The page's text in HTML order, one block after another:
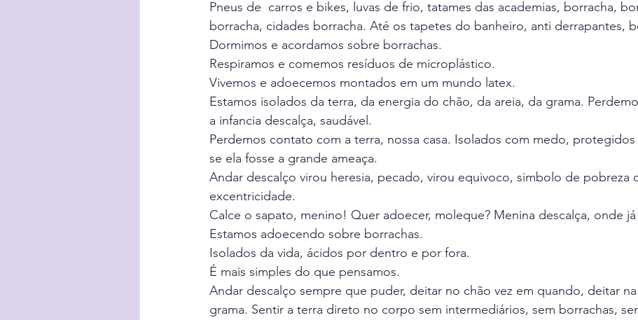
Pneus de  carros e bikes, luvas de frio, tatames das academias, borracha,
borracha, cidades borracha. Até os tapetes do banheiro, anti derrapantes,
Dormimos e acordamos sobre borrachas.
Respiramos e comemos resíduos de microplástico.
Vivemos e adoecemos montados em um mundo latex.
Estamos isolados da terra, da energia do chão, da areia, da grama.
a infancia descalça, saudável.
Perdemos contato com a terra, nossa casa. Isolados com medo,
se ela fosse a grande ameaça.
Andar descalço virou heresia, pecado, virou equivoco, simbolo de pobreza
excentricidade.
Calce o sapato, menino! Quer adoecer, moleque? Menina descalça, onde já
Estamos adoecendo sobre borrachas.
Isolados da vida, ácidos por dentro e por fora.
É mais simples do que pensamos.
Andar descalço sempre que puder, deitar no chão vez em quando, deitar
grama. Sentir a terra direto no corpo sem intermediários, sem borrachas,